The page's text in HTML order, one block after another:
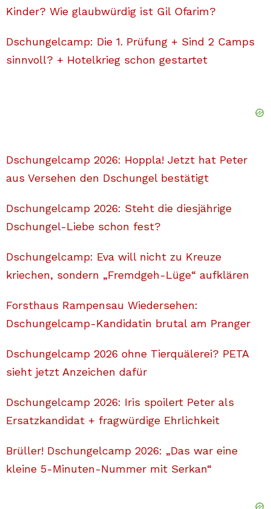
Kinder? Wie glaubwürdig ist Gil Ofarim?
Dschungelcamp: Die 1. Prüfung + Sind 2 Camps
sinnvoll? + Hotelkrieg schon gestartet
Dschungelcamp 2026: Hoppla! Jetzt hat Peter
aus Versehen den Dschungel bestätigt
Dschungelcamp 2026: Steht die diesjährige
Dschungel-Liebe schon fest?
Dschungelcamp: Eva will nicht zu Kreuze
kriechen, sondern „Fremdgeh-Lüge“ aufklären
Forsthaus Rampensau Wiedersehen:
Dschungelcamp-Kandidatin brutal am Pranger
Dschungelcamp 2026 ohne Tierquälerei? PETA
sieht jetzt Anzeichen dafür
Dschungelcamp 2026: Iris spoilert Peter als
Ersatzkandidat + fragwürdige Ehrlichkeit
Brüller! Dschungelcamp 2026: „Das war eine
kleine 5-Minuten-Nummer mit Serkan“